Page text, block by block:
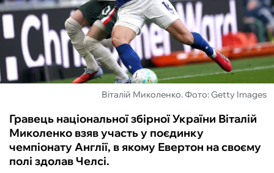
ІНШІ
БУКМЕКЕРИ
Віталій Миколенко. Фото: Getty Images
Гравець національної збірної України Віталій
Миколенко взяв участь у поєдинку
чемпіонату Англії, в якому Евертон на своєму
полі здолав Челсі.